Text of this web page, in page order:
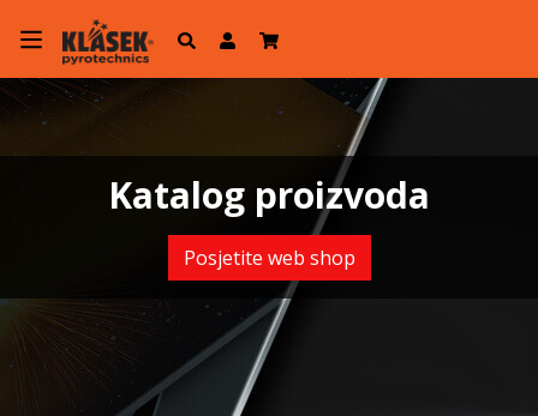
Katalog proizvoda
Posjetite web shop